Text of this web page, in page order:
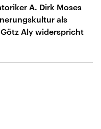
A. Dirk Moses
als
Aly widerspricht